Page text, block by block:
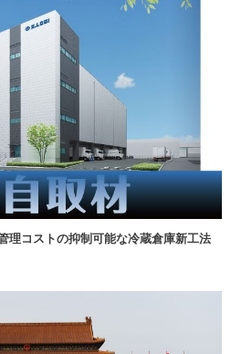
理コストの抑制可能な冷蔵倉庫新工法